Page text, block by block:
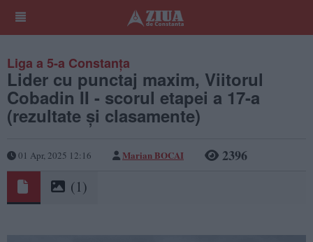
Liga a 5-a Constanța
Lider cu punctaj maxim, Viitorul
Cobadin II - scorul etapei a 17-a
(rezultate și clasamente)
01 Apr, 2025 12:16 Marian BOCAI 2396
(1)